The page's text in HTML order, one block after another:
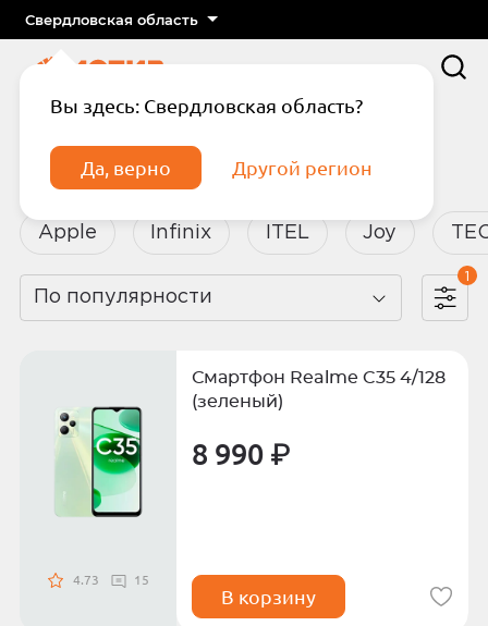
Свердловская область
Вы здесь: Свердловская область?
Да, верно Другой регион
Смартфоны
Apple Infinix ITEL Joy
По популярности
1
4.73 15
Смартфон Realme C35 4/128
(зеленый)
8 990 ₽
В корзину
Отправить код по СМС
Отправить код еще раз через